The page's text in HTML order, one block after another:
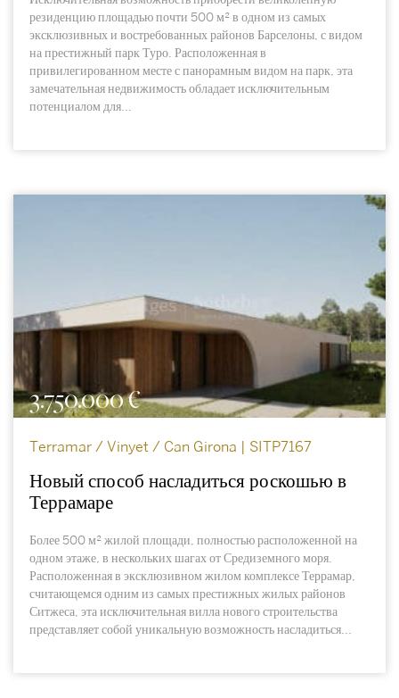
резиденцию площадью почти 500 м² в одном из самых
эксклюзивных и востребованных районов Барселоны, с видом
на престижный парк Туро. Расположенная в
привилегированном месте с панорамным видом на парк, эта
замечательная недвижимость обладает исключительным
потенциалом для...
3.750.000 €
Terramar / Vinyet / Can Girona | SITP7167
Новый способ насладиться роскошью в
Террамаре
Более 500 м² жилой площади, полностью расположенной на
одном этаже, в нескольких шагах от Средиземного моря.
Расположенная в эксклюзивном жилом комплексе Террамар,
считающемся одним из самых престижных жилых районов
Ситжеса, эта исключительная вилла нового строительства
представляет собой уникальную возможность насладиться...